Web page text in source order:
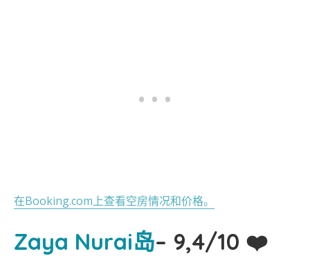
在Booking.com上查看空房情况和价格。
Zaya Nurai岛– 9,4/10 ❤️